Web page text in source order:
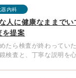
器内科
な人に健康なままで
を提案
たら検査が終わってい
検査と、丁寧な説明を